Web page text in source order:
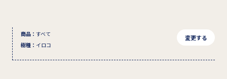
商品 ： すべて
樹種 ： イロコ
変更する